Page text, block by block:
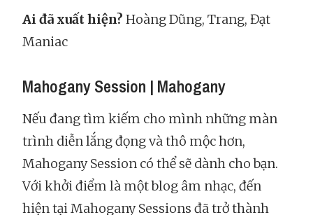
Ai đã xuất hiện? Hoàng Dũng, Trang, Đạt
Maniac
Mahogany Session | Mahogany
Nếu đang tìm kiếm cho mình những màn
trình diễn lắng đọng và thô mộc hơn,
Mahogany Session có thể sẽ dành cho bạn.
Với khởi điểm là một blog âm nhạc, đến
hiện tại Mahogany Sessions đã trở thành